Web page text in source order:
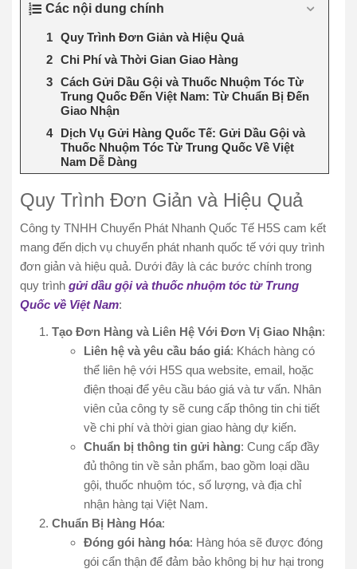
Các nội dung chính
Quy Trình Đơn Giản và Hiệu Quả
Chi Phí và Thời Gian Giao Hàng
Cách Gửi Dầu Gội và Thuốc Nhuộm Tóc Từ
Trung Quốc Đến Việt Nam: Từ Chuẩn Bị Đến
Giao Nhận
Dịch Vụ Gửi Hàng Quốc Tế: Gửi Dầu Gội và
Thuốc Nhuộm Tóc Từ Trung Quốc Về Việt
Nam Dễ Dàng
Quy Trình Đơn Giản và Hiệu Quả
Công ty TNHH Chuyển Phát Nhanh Quốc Tế H5S cam kết
mang đến dịch vụ chuyển phát nhanh quốc tế với quy trình
đơn giản và hiệu quả. Dưới đây là các bước chính trong
quy trình gửi dầu gội và thuốc nhuộm tóc từ Trung
Quốc về Việt Nam:
Tạo Đơn Hàng và Liên Hệ Với Đơn Vị Giao Nhận:
Liên hệ và yêu cầu báo giá: Khách hàng có
thể liên hệ với H5S qua website, email, hoặc
điện thoại để yêu cầu báo giá và tư vấn. Nhân
viên của công ty sẽ cung cấp thông tin chi tiết
về chi phí và thời gian giao hàng dự kiến.
Chuẩn bị thông tin gửi hàng: Cung cấp đầy
đủ thông tin về sản phẩm, bao gồm loại dầu
gội, thuốc nhuộm tóc, số lượng, và địa chỉ
nhận hàng tại Việt Nam.
Chuẩn Bị Hàng Hóa:
Đóng gói hàng hóa: Hàng hóa sẽ được đóng
gói cẩn thận để đảm bảo không bị hư hại trong